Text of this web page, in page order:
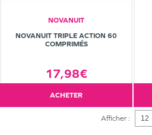
NOVANUIT
NOVANUIT TRIPLE ACTION 60
COMPRIMÉS
17,98€
ACHETER
Afficher :